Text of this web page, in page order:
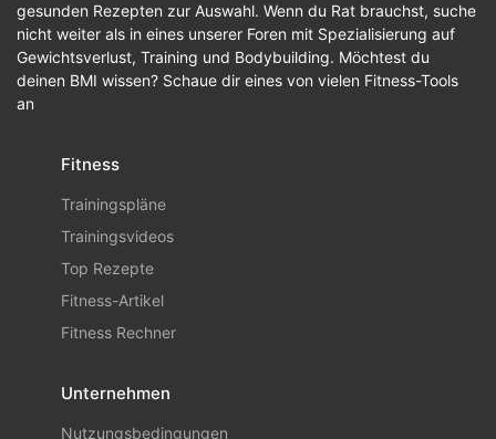
gesunden Rezepten zur Auswahl. Wenn du Rat brauchst, suche
nicht weiter als in eines unserer Foren mit Spezialisierung auf
Gewichtsverlust, Training und Bodybuilding. Möchtest du
deinen BMI wissen? Schaue dir eines von vielen Fitness-Tools
an
Fitness
Trainingspläne
Trainingsvideos
Top Rezepte
Fitness-Artikel
Fitness Rechner
Unternehmen
Nutzungsbedingungen